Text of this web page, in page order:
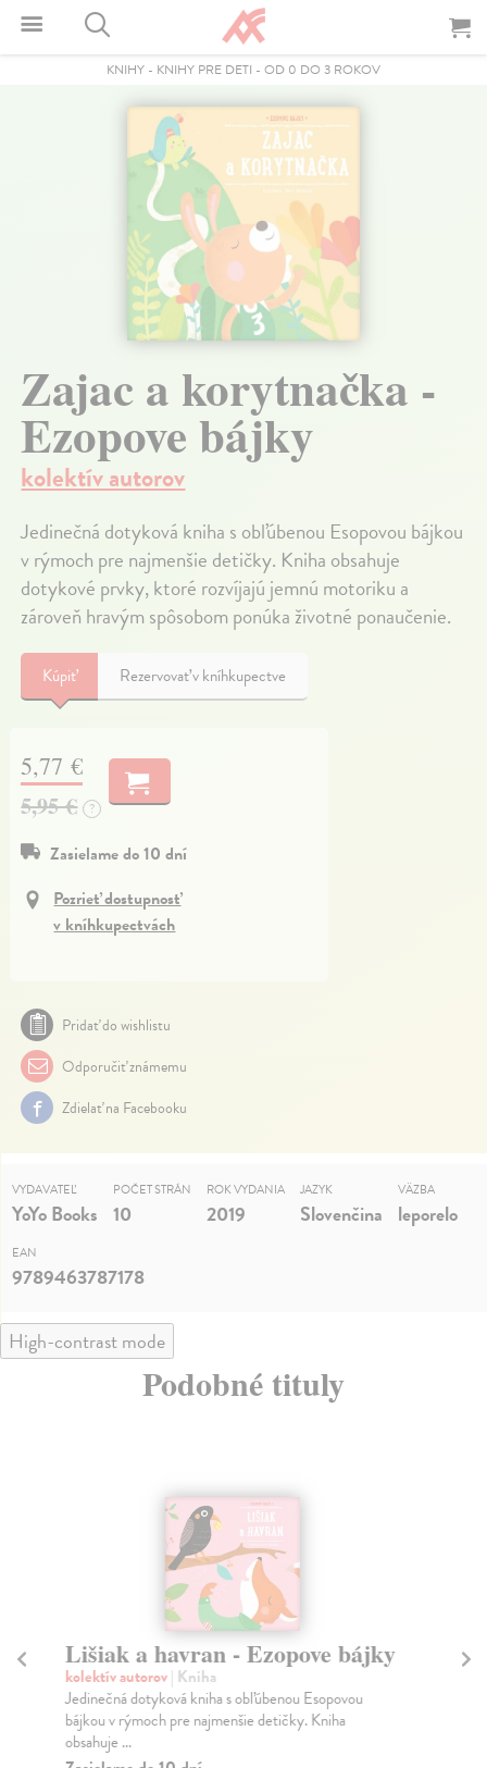
KNIHY - KNIHY PRE DETI - OD 0 DO 3 ROKOV
Zajac a korytnačka -
Ezopove bájky
kolektív autorov
Jedinečná dotyková kniha s obľúbenou Esopovou bájkou
v rýmoch pre najmenšie detičky. Kniha obsahuje
dotykové prvky, ktoré rozvíjajú jemnú motoriku a
zároveň hravým spôsobom ponúka životné ponaučenie.
Kúpiť Rezervovať v kníhkupectve
5,77 €
5,95 € ?
Zasielame do 10 dní
Pozrieť dostupnosť
v kníhkupectvách
Pridať do wishlistu
Odporučiť známemu
Zdielať na Facebooku
VYDAVATEĽ
YoYo Books
POČET STRÁN
10
ROK VYDANIA
2019
JAZYK
Slovenčina
VÄZBA
leporelo
EAN
9789463787178
High-contrast mode
Podobné tituly
Lišiak a havran - Ezopove bájky
kolektív autorov| Kniha
Jedinečná dotyková kniha s obľúbenou Esopovou
bájkou v rýmoch pre najmenšie detičky. Kniha
obsahuje ...